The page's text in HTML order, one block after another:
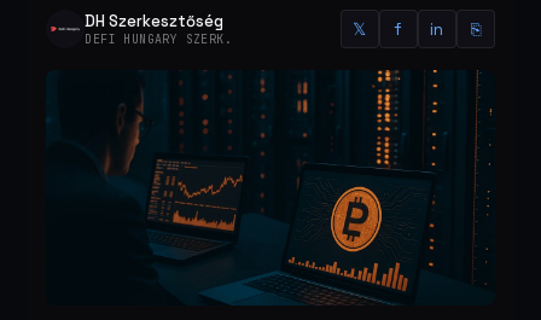
DH Szerkesztőség
DEFI HUNGARY SZERK. 𝕏 f in ⎘